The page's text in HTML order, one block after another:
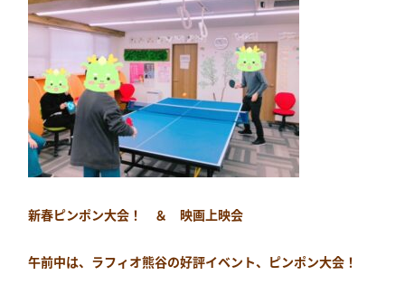
新春ピンポン大会！ ＆ 映画上映会
午前中は、ラフィオ熊谷の好評イベント、ピンポン大会！